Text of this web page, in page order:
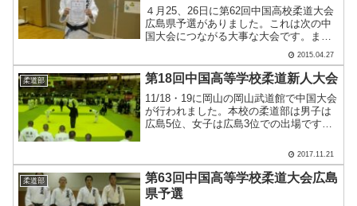
４月25、26日に第62回中国高校柔道大会
広島県予選がありました。これは次の中
国大会につながる大事な大会です。ま
ず、以下はその結果です。-60㎏級 ５
位 中村優作-66㎏級 ２位 梅木豊-73
㎏級 ５位 黒瀬慎一朗-90㎏級 ５位
中森俊作.....
2015.04.27
柔道部 第18回中国高等学校柔道新人大会
11/18・19に岡山の岡山武道館で中国大会
が行われました。本校の柔道部は男子は
広島5位、女子は広島3位での出場です。
ので、黄色くなっていますがご了承くだ
さい。【男子】 予選4校でリーグ戦 工
大高 ④－0.....
2017.11.21
柔道部
第63回中国高等学校柔道大会広島
県予選